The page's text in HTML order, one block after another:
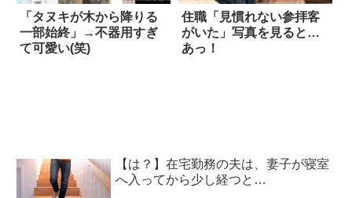
「タヌキが木から降りる
一部始終」→不器用すぎ
て可愛い(笑)
住職「見慣れない参拝客
がいた」写真を見ると…
あっ！
【は？】在宅勤務の夫は、妻子が寝室
へ入ってから少し経つと…